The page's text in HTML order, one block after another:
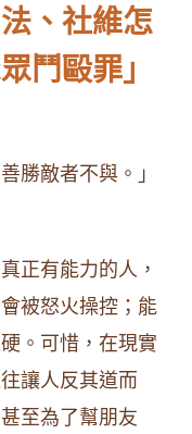
、社維怎
鬥毆罪」
勝敵者不與。」
正有能力的人，
被怒火操控；能
。可惜，在現實
讓人反其道而
至為了幫朋友